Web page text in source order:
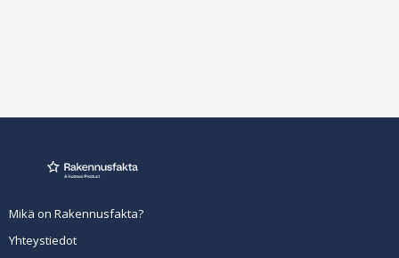
Mikä on Rakennusfakta?
Yhteystiedot